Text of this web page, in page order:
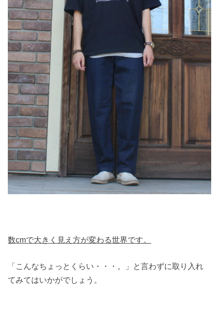
数cmで大きく見え方が変わる世界です。
「こんなちょっとくらい・・・。」と言わずに取り入れ
てみてはいかがでしょう。